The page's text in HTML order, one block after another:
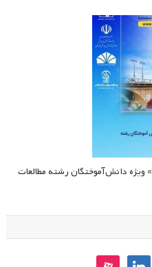
ویژه دانش‌آموختگان رشته مطالعات
linkedin
aparat